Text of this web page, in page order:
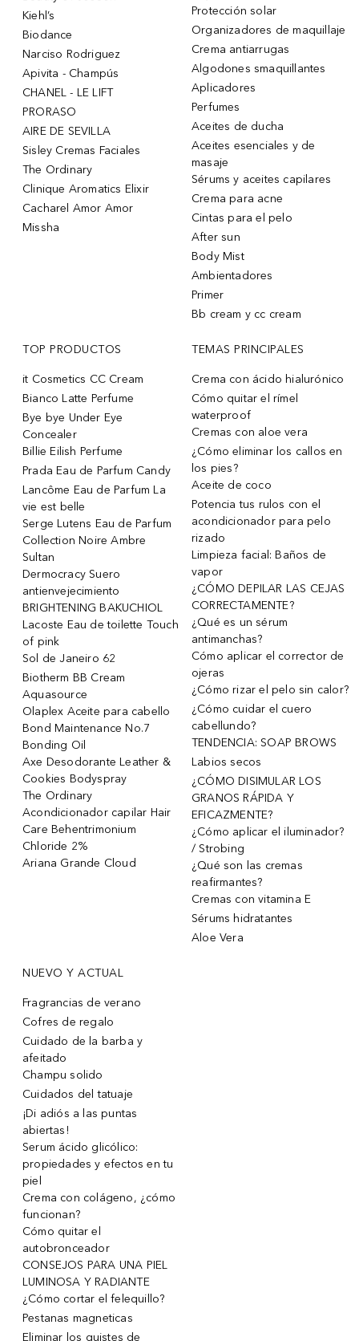
Kiehl’s
Biodance
Narciso Rodriguez
Apivita - Champús
CHANEL - LE LIFT
PRORASO
AIRE DE SEVILLA
Sisley Cremas Faciales
The Ordinary
Clinique Aromatics Elixir
Cacharel Amor Amor
Missha
Protección solar
Organizadores de maquillaje
Crema antiarrugas
Algodones smaquillantes
Aplicadores
Perfumes
Aceites de ducha
Aceites esenciales y de
masaje
Sérums y aceites capilares
Crema para acne
Cintas para el pelo
After sun
Body Mist
Ambientadores
Primer
Bb cream y cc cream
TOP PRODUCTOS
it Cosmetics CC Cream
Bianco Latte Perfume
Bye bye Under Eye
Concealer
Billie Eilish Perfume
Prada Eau de Parfum Candy
Lancôme Eau de Parfum La
vie est belle
Serge Lutens Eau de Parfum
Collection Noire Ambre
Sultan
Dermocracy Suero
antienvejecimiento
BRIGHTENING BAKUCHIOL
Lacoste Eau de toilette Touch
of pink
Sol de Janeiro 62
Biotherm BB Cream
Aquasource
Olaplex Aceite para cabello
Bond Maintenance No.7
Bonding Oil
Axe Desodorante Leather &
Cookies Bodyspray
The Ordinary
Acondicionador capilar Hair
Care Behentrimonium
Chloride 2%
Ariana Grande Cloud
TEMAS PRINCIPALES
Crema con ácido hialurónico
Cómo quitar el rímel
waterproof
Cremas con aloe vera
¿Cómo eliminar los callos en
los pies?
Aceite de coco
Potencia tus rulos con el
acondicionador para pelo
rizado
Limpieza facial: Baños de
vapor
¿CÓMO DEPILAR LAS CEJAS
CORRECTAMENTE?
¿Qué es un sérum
antimanchas?
Cómo aplicar el corrector de
ojeras
¿Cómo rizar el pelo sin calor?
¿Cómo cuidar el cuero
cabellundo?
TENDENCIA: SOAP BROWS
Labios secos
¿CÓMO DISIMULAR LOS
GRANOS RÁPIDA Y
EFICAZMENTE?
¿Cómo aplicar el iluminador?
/ Strobing
¿Qué son las cremas
reafirmantes?
Cremas con vitamina E
Sérums hidratantes
Aloe Vera
NUEVO Y ACTUAL
Fragrancias de verano
Cofres de regalo
Cuidado de la barba y
afeitado
Champu solido
Cuidados del tatuaje
¡Di adiós a las puntas
abiertas!
Serum ácido glicólico:
propiedades y efectos en tu
piel
Crema con colágeno, ¿cómo
funcionan?
Cómo quitar el
autobronceador
CONSEJOS PARA UNA PIEL
LUMINOSA Y RADIANTE
¿Cómo cortar el felequillo?
Pestanas magneticas
Eliminar los quistes de